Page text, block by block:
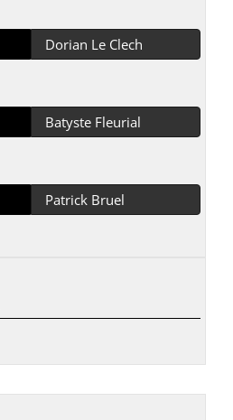
Dorian Le Clech
Batyste Fleurial
Patrick Bruel